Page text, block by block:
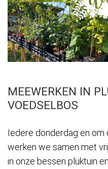
MEEWERKEN IN
VOEDSELBOS
Iedere donderdag en om
werken we samen met
in onze bessen pluktuin